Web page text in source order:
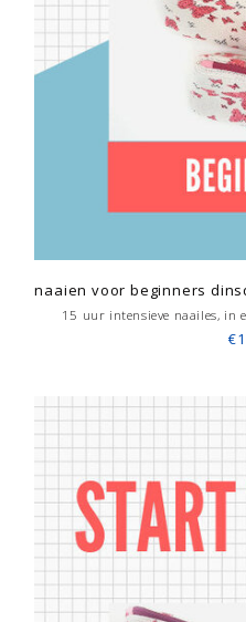
naaien voor beginners
15 uur intensieve naailes, in